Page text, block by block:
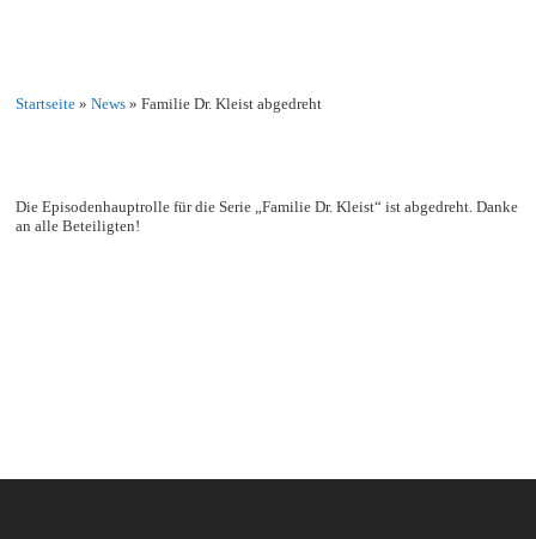
Startseite »News »Familie Dr. Kleist abgedreht
Die Episodenhauptrolle für die Serie „Familie Dr. Kleist“ ist abgedreht. Danke
an alle Beteiligten!